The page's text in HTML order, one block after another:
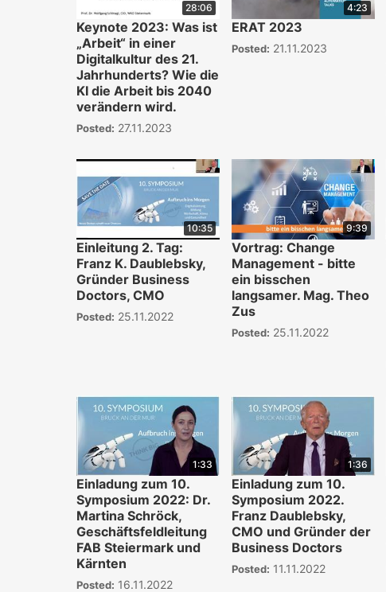
28:06
Keynote 2023: Was ist
„Arbeit“ in einer
Digitalkultur des 21.
Jahrhunderts? Wie die
KI die Arbeit bis 2040
verändern wird.
Posted: 27.11.2023
4:23
ERAT 2023
Posted: 21.11.2023
10:35
Einleitung 2. Tag:
Franz K. Daublebsky,
Gründer Business
Doctors, CMO
Posted: 25.11.2022
9:39
Vortrag: Change
Management - bitte
ein bisschen
langsamer. Mag. Theo
Zus
Posted: 25.11.2022
1:33
Einladung zum 10.
Symposium 2022: Dr.
Martina Schröck,
Geschäftsfeldleitung
FAB Steiermark und
Kärnten
Posted: 16.11.2022
1:36
Einladung zum 10.
Symposium 2022.
Franz Daublebsky,
CMO und Gründer der
Business Doctors
Posted: 11.11.2022